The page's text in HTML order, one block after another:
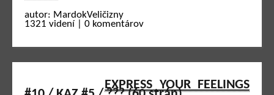
autor: MardokVeličizny
1321 videní | 0 komentárov
EXPRESS YOUR FEELINGS